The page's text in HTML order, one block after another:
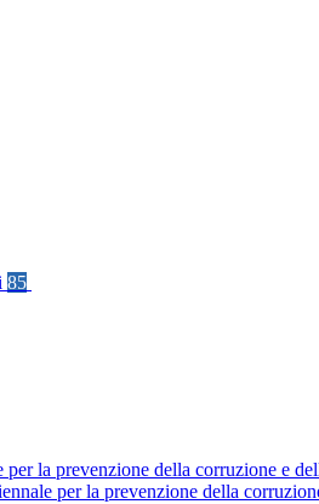
85
per la prevenzione della corruzione e
per la prevenzione della